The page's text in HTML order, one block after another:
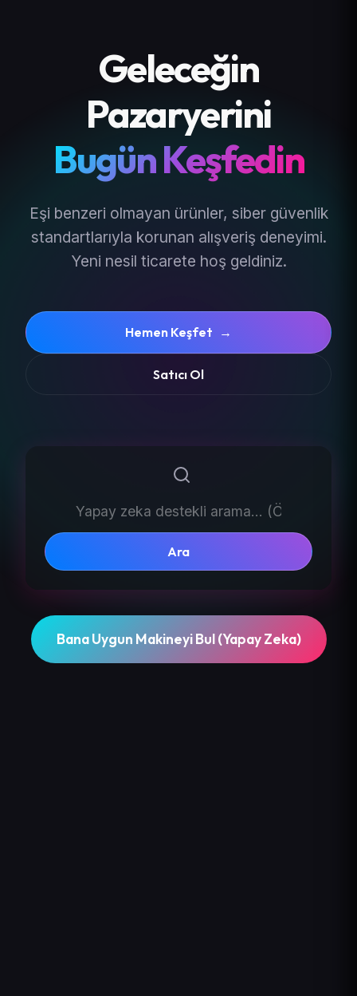
Geleceğin
Pazaryerini
Bugün Keşfedin
Eşi benzeri olmayan ürünler, siber güvenlik
standartlarıyla korunan alışveriş deneyimi.
Yeni nesil ticarete hoş geldiniz.
Hemen Keşfet →
Satıcı Ol
Ara
Bana Uygun Makineyi Bul (Yapay Zeka)